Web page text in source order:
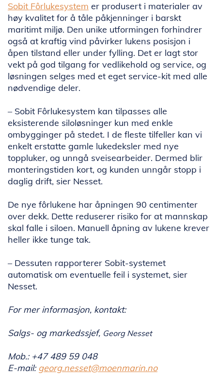
Sobit Fôrlukesystem er produsert i materialer av
høy kvalitet for å tåle påkjenninger i barskt
maritimt miljø. Den unike utformingen forhindrer
også at kraftig vind påvirker lukens posisjon i
åpen tilstand eller under fylling. Det er lagt stor
vekt på god tilgang for vedlikehold og service, og
løsningen selges med et eget service-kit med alle
nødvendige deler.
– Sobit Fôrlukesystem kan tilpasses alle
eksisterende siloløsninger kun med enkle
ombygginger på stedet. I de fleste tilfeller kan vi
enkelt erstatte gamle lukedeksler med nye
toppluker, og unngå sveisearbeider. Dermed blir
monteringstiden kort, og kunden unngår stopp i
daglig drift, sier Nesset.
De nye fôrlukene har åpningen 90 centimenter
over dekk. Dette reduserer risiko for at mannskap
skal falle i siloen. Manuell åpning av lukene krever
heller ikke tunge tak.
– Dessuten rapporterer Sobit-systemet
automatisk om eventuelle feil i systemet, sier
Nesset.
For mer informasjon, kontakt:
Salgs- og markedssjef, Georg Nesset
Mob.: +47 489 59 048
E-mail: georg.nesset@moenmarin.no